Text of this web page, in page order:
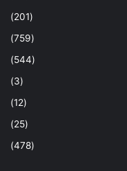
(201)
(759)
(544)
(3)
(12)
(25)
(478)